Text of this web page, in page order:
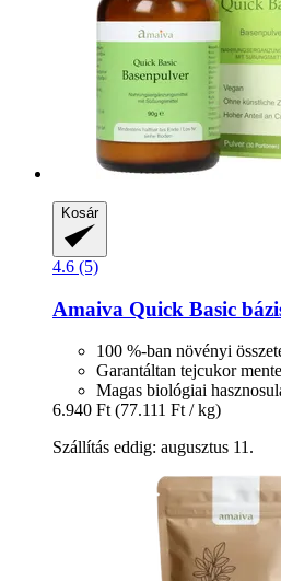
Kosár
4.6 (5)
Amaiva Quick Basic
100 %-ban növényi
Garantáltan tejcukor
Magas biológiai
6.940 Ft (77.111 Ft / kg)
Szállítás eddig: augusztus 11.